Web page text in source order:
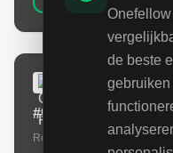
GEMEENTE
#928
Ref: | Start:01-09-2026
de beste